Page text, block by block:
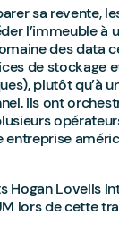
sa revente,
l’immeuble à
des data
de stockage
plutôt qu’à
Ils ont
entreprise
Hogan Lovells
lors de cette